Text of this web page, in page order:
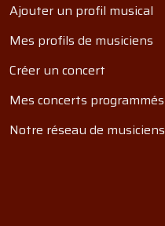
Ajouter un profil musical
Mes profils de musiciens
Créer un concert
Mes concerts programmés
Notre réseau de musiciens